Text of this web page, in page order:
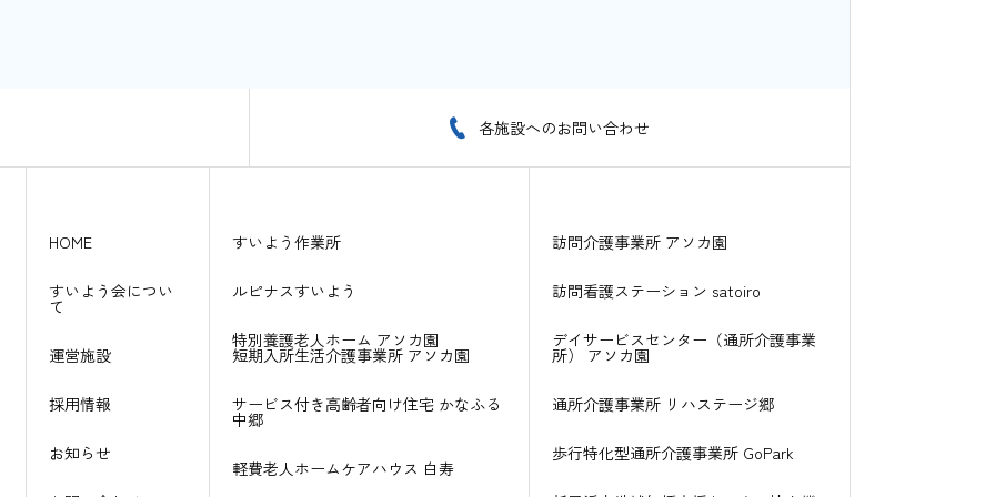
各施設へのお問い合わせ
HOME
すいよう会につい
て
運営施設
採用情報
お知らせ
すいよう作業所
ルピナスすいよう
特別養護老人ホーム アソカ園
短期入所生活介護事業所 アソカ園
サービス付き高齢者向け住宅 かなふる
中郷
軽費老人ホームケアハウス 白寿
訪問介護事業所 アソカ園
訪問看護ステーション satoiro
デイサービスセンター（通所介護事業
所） アソカ園
通所介護事業所 リハステージ郷
歩行特化型通所介護事業所 GoPark